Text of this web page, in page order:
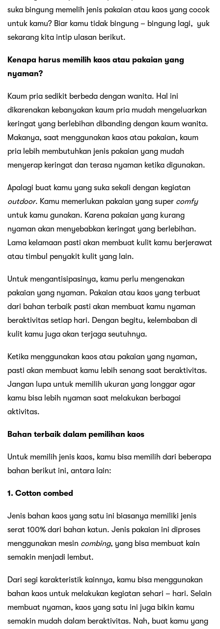
suka bingung memelih jenis pakaian atau kaos yang cocok
untuk kamu? Biar kamu tidak bingung – bingung lagi, yuk
sekarang kita intip ulasan berikut.
Kenapa harus memilih kaos atau pakaian yang
nyaman?
Kaum pria sedikit berbeda dengan wanita. Hal ini
dikarenakan kebanyakan kaum pria mudah mengeluarkan
keringat yang berlebihan dibanding dengan kaum wanita.
Makanya, saat menggunakan kaos atau pakaian, kaum
pria lebih membutuhkan jenis pakaian yang mudah
menyerap keringat dan terasa nyaman ketika digunakan.
Apalagi buat kamu yang suka sekali dengan kegiatan
outdoor. Kamu memerlukan pakaian yang super comfy
untuk kamu gunakan. Karena pakaian yang kurang
nyaman akan menyebabkan keringat yang berlebihan.
Lama kelamaan pasti akan membuat kulit kamu berjerawat
atau timbul penyakit kulit yang lain.
Untuk mengantisipasinya, kamu perlu mengenakan
pakaian yang nyaman. Pakaian atau kaos yang terbuat
dari bahan terbaik pasti akan membuat kamu nyaman
beraktivitas setiap hari. Dengan begitu, kelembaban di
kulit kamu juga akan terjaga seutuhnya.
Ketika menggunakan kaos atau pakaian yang nyaman,
pasti akan membuat kamu lebih senang saat beraktivitas.
Jangan lupa untuk memilih ukuran yang longgar agar
kamu bisa lebih nyaman saat melakukan berbagai
aktivitas.
Bahan terbaik dalam pemilihan kaos
Untuk memilih jenis kaos, kamu bisa memilih dari beberapa
bahan berikut ini, antara lain:
1. Cotton combed
Jenis bahan kaos yang satu ini biasanya memiliki jenis
serat 100% dari bahan katun. Jenis pakaian ini diproses
menggunakan mesin combing, yang bisa membuat kain
semakin menjadi lembut.
Dari segi karakteristik kainnya, kamu bisa menggunakan
bahan kaos untuk melakukan kegiatan sehari – hari. Selain
membuat nyaman, kaos yang satu ini juga bikin kamu
semakin mudah dalam beraktivitas. Nah, buat kamu yang